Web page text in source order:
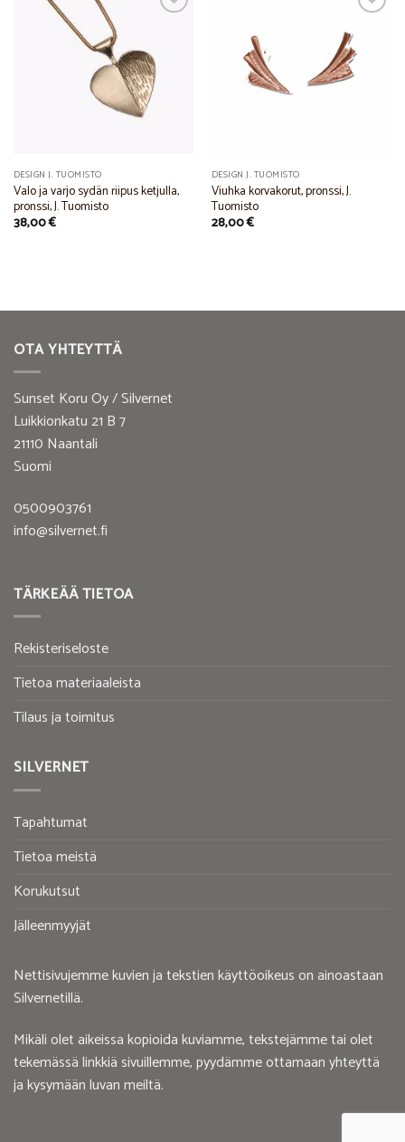
Add to
Wishlist
DESIGN J. TUOMISTO
Valo ja varjo sydän riipus ketjulla,
pronssi, J. Tuomisto
38,00€
Add to
Wishlist
DESIGN J. TUOMISTO
Viuhka korvakorut, pronssi, J.
Tuomisto
28,00€
OTA YHTEYTTÄ
Sunset Koru Oy / Silvernet
Luikkionkatu 21 B 7
21110 Naantali
Suomi
0500903761
info@silvernet.fi
TÄRKEÄÄ TIETOA
Rekisteriseloste
Tietoa materiaaleista
Tilaus ja toimitus
SILVERNET
Tapahtumat
Tietoa meistä
Korukutsut
Jälleenmyyjät
Nettisivujemme kuvien ja tekstien käyttöoikeus on ainoastaan
Silvernetillä.
Mikäli olet aikeissa kopioida kuviamme, tekstejämme tai olet
tekemässä linkkiä sivuillemme, pyydämme ottamaan yhteyttä
ja kysymään luvan meiltä.